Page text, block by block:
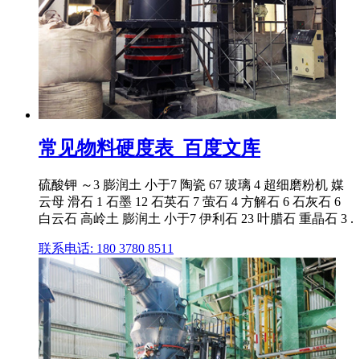
常见物料硬度表_百度文库
硫酸钾 ～3 膨润土 小于7 陶瓷 67 玻璃 4 超细磨粉机 媒
云母 滑石 1 石墨 12 石英石 7 萤石 4 方解石 6 石灰石 6
白云石 高岭土 膨润土 小于7 伊利石 23 叶腊石 重晶石 3 .
联系电话: 180 3780 8511